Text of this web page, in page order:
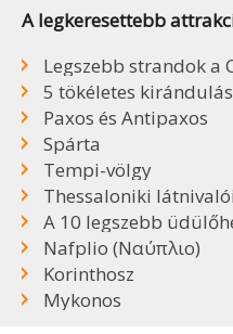
A legkeresettebb
Legszebb strandok a
5 tökéletes
Paxos és Antipaxos
Spárta
Tempi-völgy
Thessaloniki látnivalói
A 10 legszebb
Nafplio (Ναύπλιο)
Korinthosz
Mykonos